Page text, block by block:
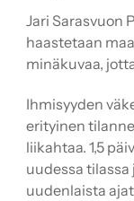
Jari Sarasvuon
haastetaan
minäkuvaa,
Ihmisyyden
erityinen
liikahtaa. 1,5
uudessa
uudenlaista